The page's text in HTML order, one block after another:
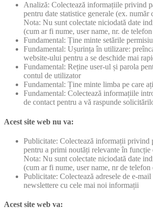
Analiză: Colectează informațiile privind
pentru date statistice generale (ex.
Nota: Nu sunt colectate niciodată date
(cum ar fi nume, user name, nr. de
Fundamental: Ține minte setările
Fundamental: Ușurința în utilizare:
website-ului pentru a se deschide mai
Fundamental: Reține user-ul și parola
contul de utilizator
Fundamental: Ține minte limba pe care
Fundamental: Colectează informațiile
de contact pentru a vă raspunde
Acest site web nu va:
Publicitate: Colectează informații privind
pentru a primi noutăți relevante în funcție
Nota: Nu sunt colectate niciodată date
(cum ar fi nume, user name, nr de telefon
Publicitate: Colectează adresele de e-
newslettere cu cele mai noi informații
Acest site web va: